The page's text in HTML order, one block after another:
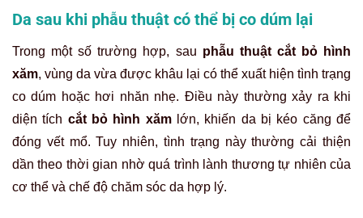
Da sau khi phẫu thuật có thể bị co dúm lại
Trong một số trường hợp, sau phẫu thuật cắt bỏ hình
xăm, vùng da vừa được khâu lại có thể xuất hiện tình trạng
co dúm hoặc hơi nhăn nhẹ. Điều này thường xảy ra khi
diện tích cắt bỏ hình xămlớn, khiến da bị kéo căng để
đóng vết mổ. Tuy nhiên, tình trạng này thường cải thiện
dần theo thời gian nhờ quá trình lành thương tự nhiên của
cơ thể và chế độ chăm sóc da hợp lý.